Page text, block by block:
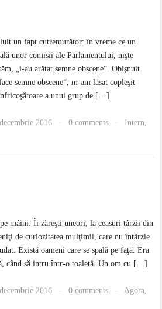
un fapt cutremurător: în vreme ce un
unor comisii ale Parlamentului, nişte
„i-au arătat semne obscene“. Obişnuit
semne obscene“, m-am lăsat copleşit
a unui grup de […]
2016 · 0 comments · Intern,
pe mâini. Îi zăreşti uneori, la ceasuri târzii din
de curiozitatea mulţimii, care nu întârzie
Există oameni care se spală pe faţă. Era
când să intru într-o toaletă. Un om cu […]
2016 · 0 comments · Agora,